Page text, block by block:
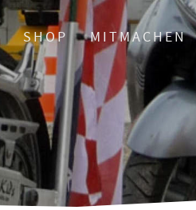
SHOP MITMACHEN